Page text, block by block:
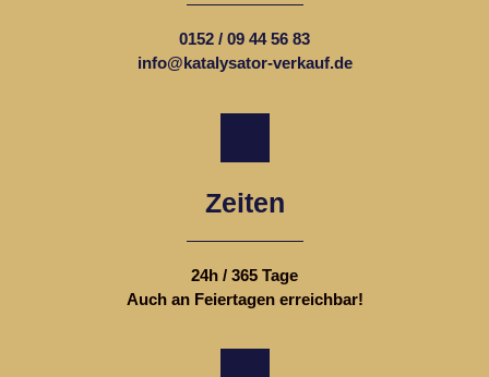
0152 / 09 44 56 83
info@katalysator-verkauf.de
Zeiten
24h / 365 Tage
Auch an Feiertagen erreichbar!